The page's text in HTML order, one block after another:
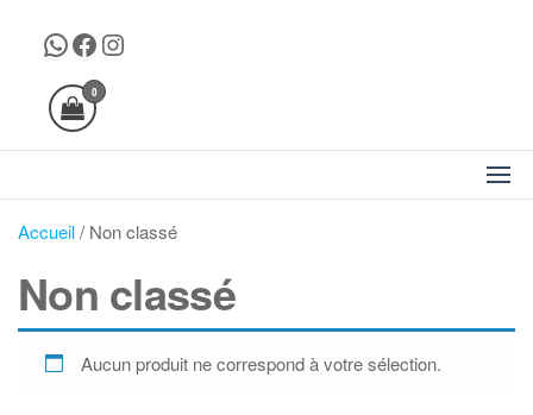
WhatsApp
Facebook
Instagram
0
Accueil/ Non classé
Non classé
Aucun produit ne correspond à votre sélection.